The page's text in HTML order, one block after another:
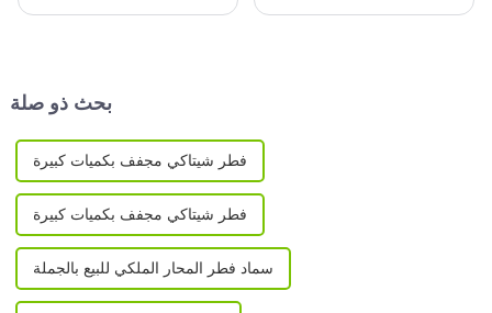
بحث ذو صلة
فطر شيتاكي مجفف بكميات كبيرة
فطر شيتاكي مجفف بكميات كبيرة
سماد فطر المحار الملكي للبيع بالجملة